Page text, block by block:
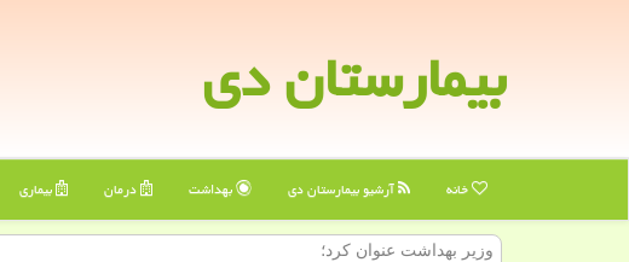
بیمارستان دی
خانه آرشیو بیمارستان دی بهداشت درمان بیماری
وزیر بهداشت عنوان كرد؛